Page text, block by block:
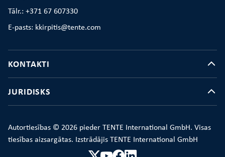
Tālr.: +371 67 607330
E-pasts: kkirpitis@tente.com
KONTAKTI
JURIDISKS
Autortiesības © 2026 pieder TENTE International GmbH. Visas
tiesības aizsargātas. Izstrādājis TENTE International GmbH